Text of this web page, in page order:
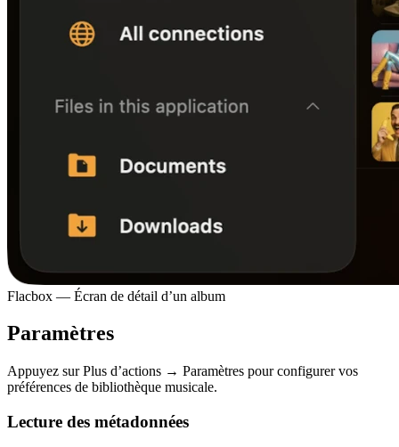
Flacbox — Écran de détail d’un album
Paramètres
Appuyez sur Plus d’actions → Paramètres pour configurer vos
préférences de bibliothèque musicale.
Lecture des métadonnées